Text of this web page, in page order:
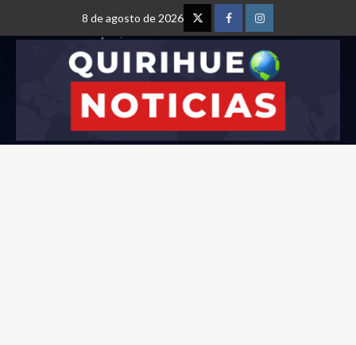
8 de agosto de 2026